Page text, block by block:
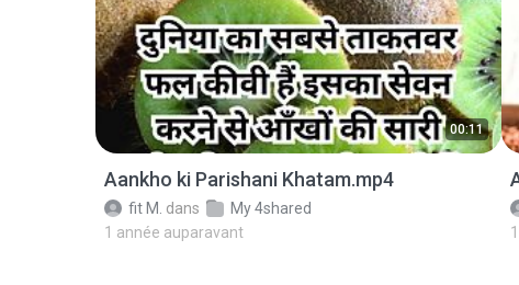
00:11
Aankho ki Parishani Khatam.mp4
fit M. dans
My 4shared
1 année auparavant